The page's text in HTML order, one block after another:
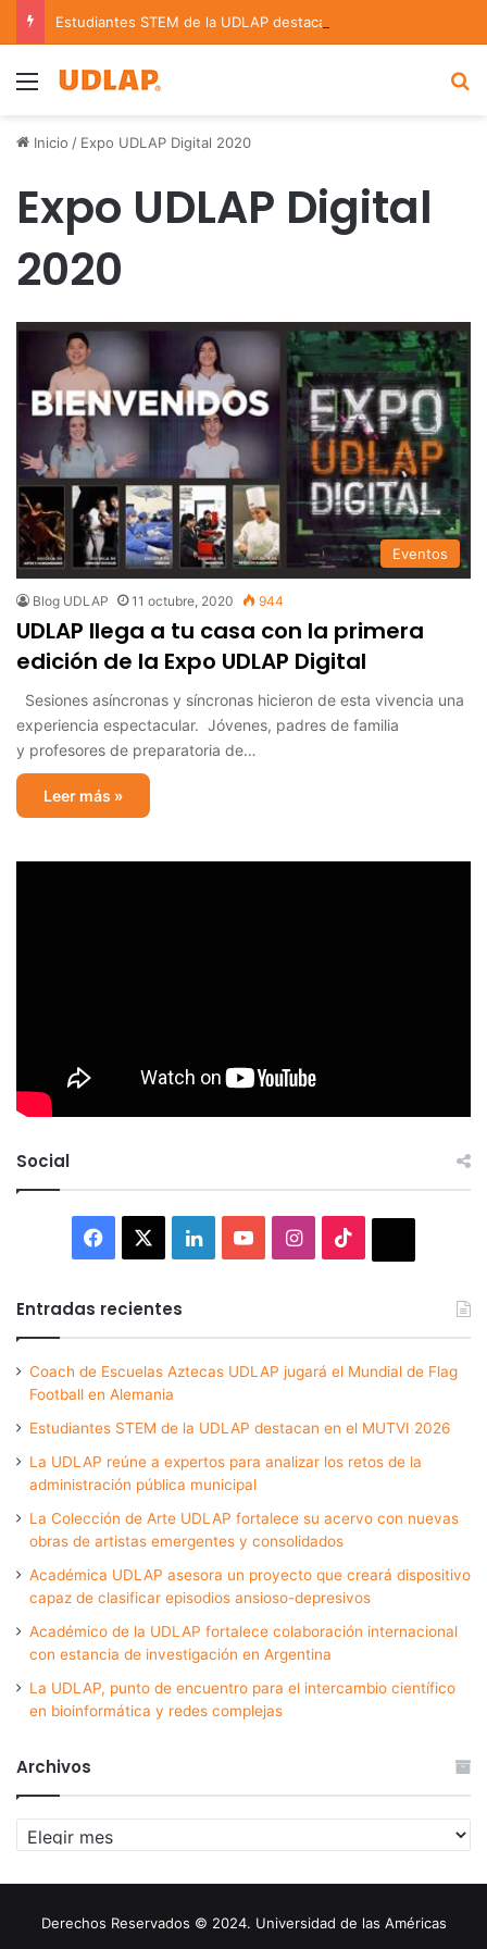
Menu
Inicio / Expo UDLAP Digital 2020
Expo UDLAP Digital
2020
Eventos
Blog UDLAP 11 octubre, 2020 944
UDLAP llega a tu casa con la primera
edición de la Expo UDLAP Digital
Sesiones asíncronas y síncronas hicieron de esta vivencia una
experiencia espectacular. Jóvenes, padres de familia
y profesores de preparatoria de…
Leer más »
Social
Facebook LinkedInYouTubeInstagram
Entradas recientes
Coach de Escuelas Aztecas UDLAP jugará el Mundial de Flag
Football en Alemania
Estudiantes STEM de la UDLAP destacan en el MUTVI 2026
La UDLAP reúne a expertos para analizar los retos de la
administración pública municipal
La Colección de Arte UDLAP fortalece su acervo con nuevas
obras de artistas emergentes y consolidados
Académica UDLAP asesora un proyecto que creará dispositivo
capaz de clasificar episodios ansioso-depresivos
Académico de la UDLAP fortalece colaboración internacional
con estancia de investigación en Argentina
La UDLAP, punto de encuentro para el intercambio científico
en bioinformática y redes complejas
Archivos
Archivos
Derechos Reservados © 2024. Universidad de las Américas